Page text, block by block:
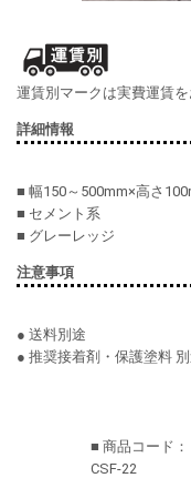
運賃別マークは実費運賃を
詳細情報
■ 幅150～500mm×高さ
■ セメント系
■ グレーレッジ
注意事項
● 送料別途
● 推奨接着剤・保護塗料 別
■ 商品コード：
CSF-22